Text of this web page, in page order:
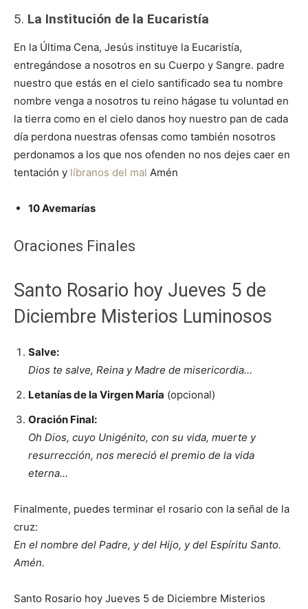
5. La Institución de la Eucaristía
En la Última Cena, Jesús instituye la Eucaristía,
entregándose a nosotros en su Cuerpo y Sangre. padre
nuestro que estás en el cielo santificado sea tu nombre
nombre venga a nosotros tu reino hágase tu voluntad en
la tierra como en el cielo danos hoy nuestro pan de cada
día perdona nuestras ofensas como también nosotros
perdonamos a los que nos ofenden no nos dejes caer en
tentación y líbranos del mal Amén
10 Avemarías
Oraciones Finales
Santo Rosario hoy Jueves 5 de
Diciembre Misterios Luminosos
Salve:
Dios te salve, Reina y Madre de misericordia…
Letanías de la Virgen María (opcional)
Oración Final:
Oh Dios, cuyo Unigénito, con su vida, muerte y
resurrección, nos mereció el premio de la vida
eterna…
Finalmente, puedes terminar el rosario con la señal de la
cruz:
En el nombre del Padre, y del Hijo, y del Espíritu Santo.
Amén.
Santo Rosario hoy Jueves 5 de Diciembre Misterios